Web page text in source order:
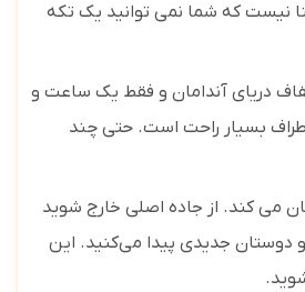
نیست که شما نمی توانید یک تکه
اند. در آبهای شفاف دریای آندامان و فقط یک ساعت و
بسیار راحت است. حتی چند
یک روزه در اطراف جزیره پوکت را آسان می کند. از جاده اصلی خارج شوید
دوستان جدیدی پیدا می‌کنید. این